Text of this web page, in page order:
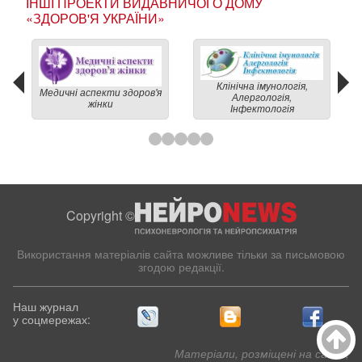
«ЗДОРОВ'Я УКРАЇНИ»
Медичні аспекти здоров'я
жінки
Клінічна імунологія,
Алергологія,
Інфектологія
Copyright ©
Використання матеріалів сайта можливе тільки за письмовою
згодою редакції.
Наш журнал
у соцмережах:
Матеріали, розміщені на сайті,